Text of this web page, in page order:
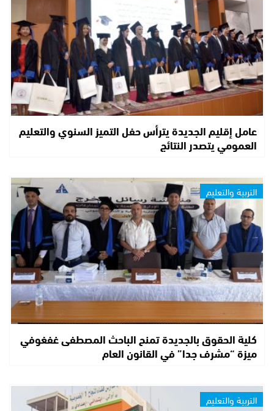
عامل إقليم الجديدة يترأس حفل التميز السنوي والتعليم
العمومي يتصدر النتائج
التربية والتعليم
كلية الحقوق بالجديدة تمنح الباحث المصطفى غفغوفي
ميزة “مشرف جدا” في القانون العام
التربية والتعليم